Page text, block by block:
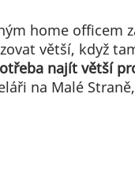
home
větší, když
najít větší
na Malé